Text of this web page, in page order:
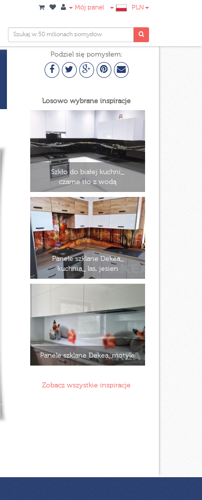
Mój panel PLN
Podziel się pomysłem:
Losowo wybrane inspiracje
Szkło do białej kuchni_
czarne tło z wodą
Panele szklane Dekea_
kuchnia_ las, jesien
Panele szklane Dekea_motyle
Zobacz wszystkie inspiracje